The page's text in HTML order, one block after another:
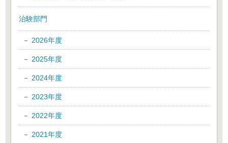
治験部門
2026年度
2025年度
2024年度
2023年度
2022年度
2021年度